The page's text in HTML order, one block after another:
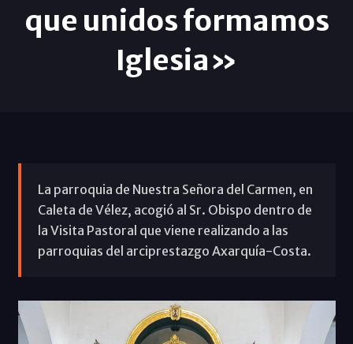
que unidos formamos
Iglesia»
La parroquia de Nuestra Señora del Carmen, en
Caleta de Vélez, acogió al Sr. Obispo dentro de
la Visita Pastoral que viene realizando a las
parroquias del arciprestazgo Axarquía-Costa.